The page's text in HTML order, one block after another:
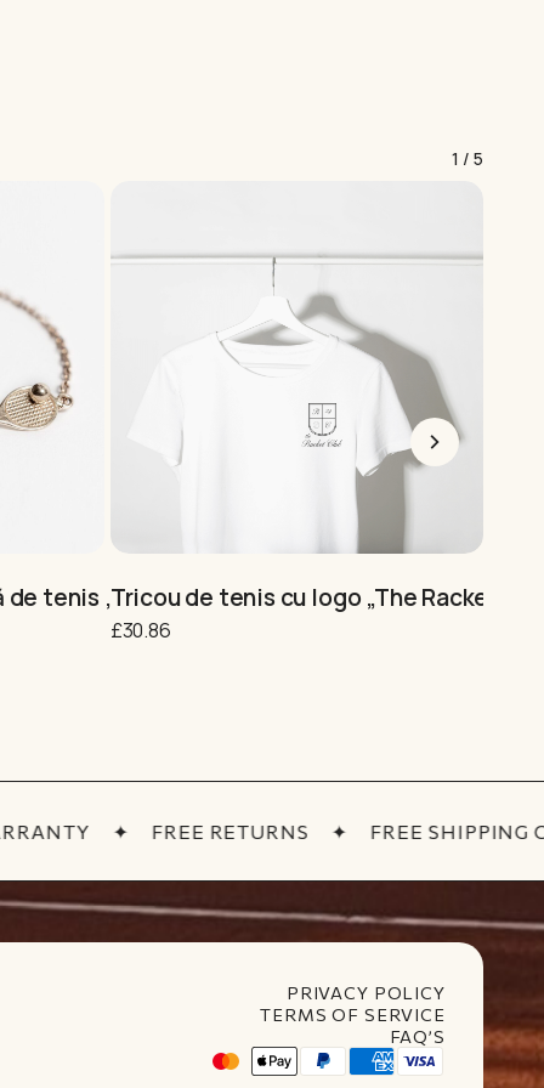
1 / 5
The options may be chosen on the product page
tenis „Kiss my ACE”
This product has multiple variants. The options
Tricou de tenis cu logo „The Racket
£30.86
✦ FREE RETURNS ✦ FREE SHIPPING
PRIVACY POLICY
TERMS OF SERVICE
FAQ’S